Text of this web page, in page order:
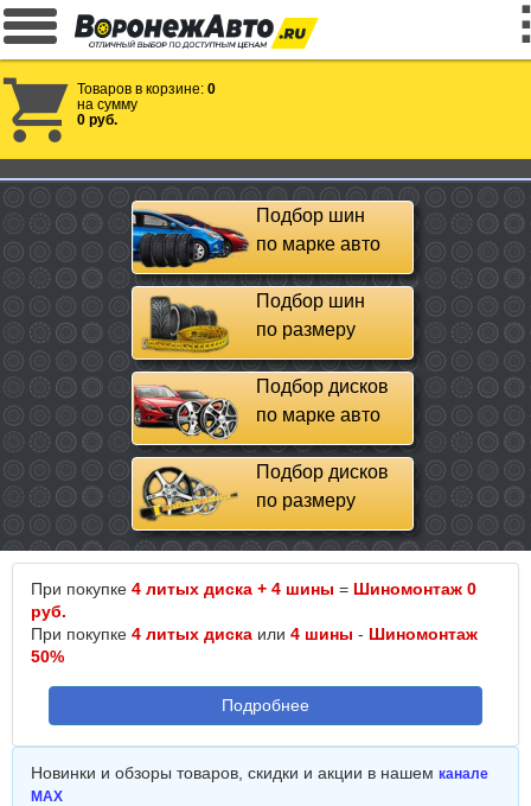
Товаров в корзине: 0
на сумму
0 руб.
Подбор шин
по марке авто
Подбор шин
по размеру
Подбор дисков
по марке авто
Подбор дисков
по размеру
При покупке 4 литых диска + 4 шины = Шиномонтаж 0
руб.
При покупке 4 литых диска или 4 шины - Шиномонтаж
50%
Подробнее
Новинки и обзоры товаров, скидки и акции в нашем канале
MAX